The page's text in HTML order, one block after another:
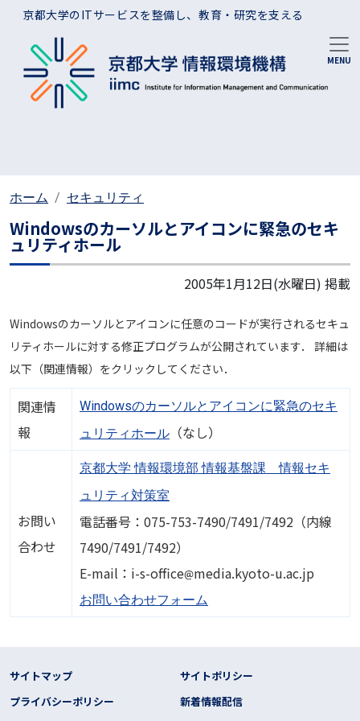
メインコンテンツに移動
京都大学のITサービスを整備し、教育・研究を支える
ホーム セキュリティ
Windowsのカーソルとアイコンに緊急のセキ
ュリティホール
2005年1月12日(水曜日) 掲載
Windowsのカーソルとアイコンに任意のコードが実行されるセキュ
リティホールに対する修正プログラムが公開されています． 詳細は
以下（関連情報）をクリックしてください．
関連情
報
Windowsのカーソルとアイコンに緊急のセキ
ュリティホール （なし）
お問い
合わせ
京都大学 情報環境部 情報基盤課 情報セキ
ュリティ対策室
電話番号：075-753-7490/7491/7492（内線
7490/7491/7492）
E-mail：i-s-office画像media.kyoto-u.ac.jp
お問い合わせフォーム
フッター リンク
サイトマップ
サイトポリシー
プライバシーポリシー
新着情報配信